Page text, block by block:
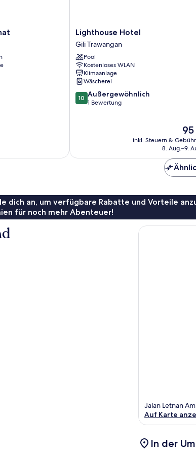
Lighthouse
Hotel
Gili
Trawangan
Lighthouse Hotel
Gili Trawangan
Pool
Kostenloses WLAN
Klimaanlage
Wäscherei
10.0
von
10 Außergewöhnlich
1 Bewertung
Der
inkl. Steuern &
8. Aug.–9.
dich an, um verfügbare Rabatte und Vorteile
für noch mehr Abenteuer!
Jalan Letnan
Auf Karte
In der